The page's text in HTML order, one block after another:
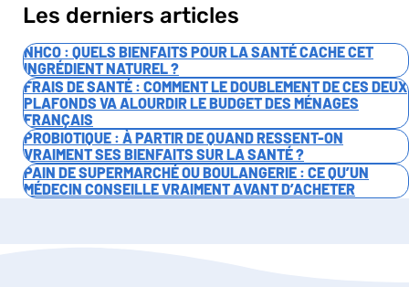
Les derniers articles
NHCO : QUELS BIENFAITS POUR LA SANTÉ CACHE CET
INGRÉDIENT NATUREL ?
FRAIS DE SANTÉ : COMMENT LE DOUBLEMENT DE CES DEUX
PLAFONDS VA ALOURDIR LE BUDGET DES MÉNAGES
FRANÇAIS
PROBIOTIQUE : À PARTIR DE QUAND RESSENT-ON
VRAIMENT SES BIENFAITS SUR LA SANTÉ ?
PAIN DE SUPERMARCHÉ OU BOULANGERIE : CE QU’UN
MÉDECIN CONSEILLE VRAIMENT AVANT D’ACHETER